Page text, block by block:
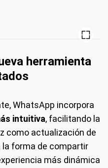
herramienta
WhatsApp incorpora
intuitiva, facilitando la
como actualización de
la forma de compartir
más dinámica